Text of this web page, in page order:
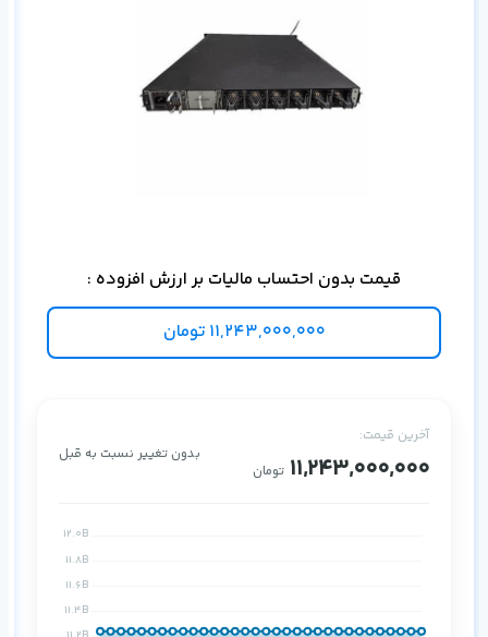
قیمت بدون احتساب مالیات بر ارزش افزوده :
11,243,000,000 تومان
آخرین قیمت:
11,243,000,000 تومان
بدون تغییر نسبت به قبل